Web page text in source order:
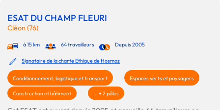
ESAT DU CHAMP FLEURI
Cléon (76)
à 15 km 64 travailleurs Depuis 2005
Signataire de la charte Ethique de Hosmoz
Conditionnement, logistique et transport Espaces verts et paysagers
Construction et bâtiment ... + 2 pôles